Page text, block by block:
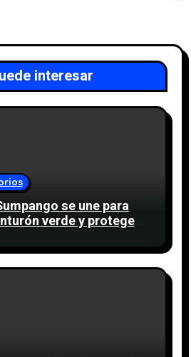
interesar
se une para
verde y proteger